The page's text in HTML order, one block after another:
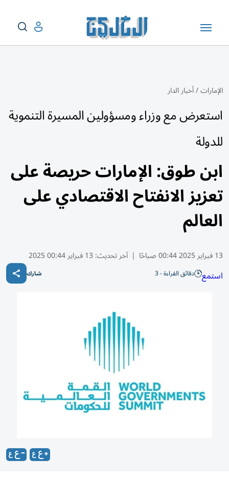
الإمارات/أخبار الدار
استعرض مع وزراء ومسؤولين المسيرة التنموية
للدولة
ابن طوق: الإمارات حريصة على
تعزيز الانفتاح الاقتصادي على
العالم
13 فبراير 2025 00:44 صباحًا | آخر تحديث: 13 فبراير 00:44 2025
استمع دقائق القراءة - 3 شارك